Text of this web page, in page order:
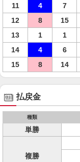
11
4 7
12
8 15
13
1 1
14
4 6
15
8 14
払戻金
種類
単勝
複勝